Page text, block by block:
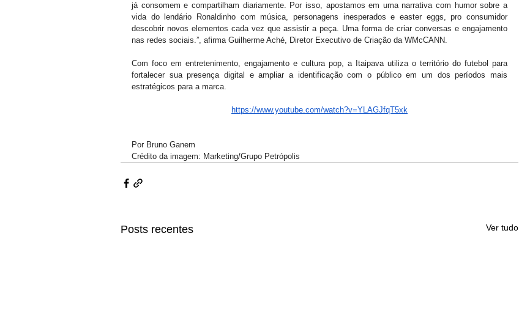
já consomem e compartilham diariamente. Por isso, apostamos em uma narrativa com humor sobre a
vida do lendário Ronaldinho com música, personagens inesperados e easter eggs, pro consumidor
descobrir novos elementos cada vez que assistir a peça. Uma forma de criar conversas e engajamento
nas redes sociais.”, afirma Guilherme Aché, Diretor Executivo de Criação da WMcCANN.
Com foco em entretenimento, engajamento e cultura pop, a Itaipava utiliza o território do futebol para
fortalecer sua presença digital e ampliar a identificação com o público em um dos períodos mais
estratégicos para a marca.
https://www.youtube.com/watch?v=YLAGJfqT5xk
Por Bruno Ganem
Crédito da imagem: Marketing/Grupo Petrópolis
Posts recentes Ver tudo